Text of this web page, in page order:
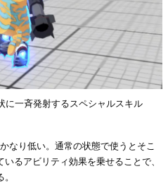
に一斉発射するスペシャルスキル
かなり低い。通常の状態で使うとそこ
るアビリティ効果を乗せることで、